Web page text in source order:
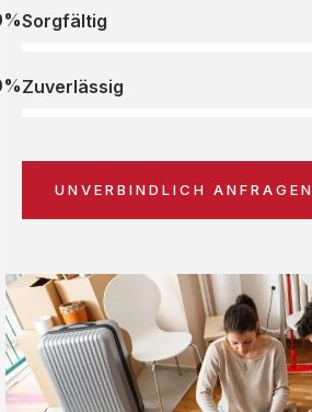
Sorgfältig
Zuverlässig
UNVERBINDLICH ANFRAGEN